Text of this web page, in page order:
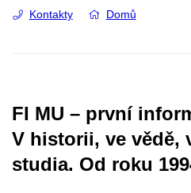
Kontakty Domů
FI MU – první
V historii, ve vědě,
studia. Od roku